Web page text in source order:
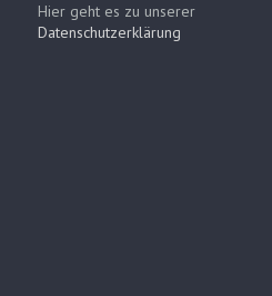
Hier geht es zu unserer
Datenschutzerklärung